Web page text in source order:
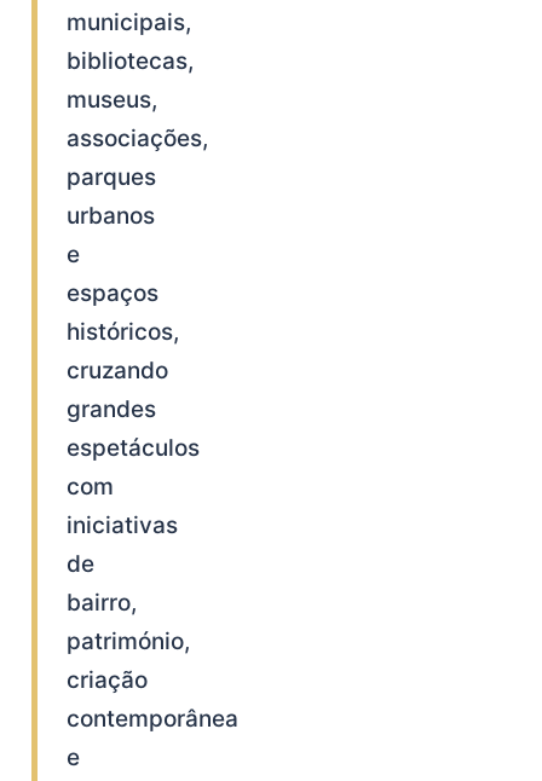
municipais,
bibliotecas,
museus,
associações,
parques
urbanos
e
espaços
históricos,
cruzando
grandes
espetáculos
com
iniciativas
de
bairro,
património,
criação
contemporânea
e